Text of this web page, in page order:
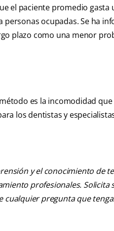
el paciente promedio gasta
ocupadas. Se ha
plazo como una menor
es la incomodidad
los dentistas y
y el conocimiento de
profesionales.
pregunta que